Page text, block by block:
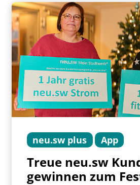
neu.sw plus App
Treue neu.sw
gewinnen zum